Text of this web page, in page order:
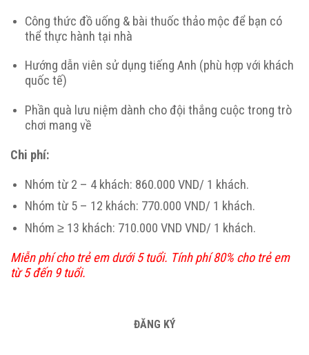
Công thức đồ uống & bài thuốc thảo mộc để bạn có
thể thực hành tại nhà
Hướng dẫn viên sử dụng tiếng Anh (phù hợp với khách
quốc tế)
Phần quà lưu niệm dành cho đội thắng cuộc trong trò
chơi mang về
Chi phí:
Nhóm từ 2 – 4 khách: 860.000 VND/ 1 khách.
Nhóm từ 5 – 12 khách: 770.000 VND/ 1 khách.
Nhóm ≥ 13 khách: 710.000 VND VND/ 1 khách.
Miễn phí cho trẻ em dưới 5 tuổi. Tính phí 80% cho trẻ em
từ 5 đến 9 tuổi.
ĐĂNG KÝ